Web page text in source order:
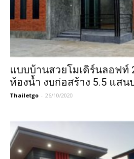
แบบบ้านสวยโมเดิร์นลอฟท์
ห้องน้ำ งบก่อสร้าง 5.5 แสน
Thailetgo - 26/10/2020